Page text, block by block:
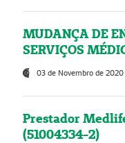
MUDANÇA DE
SERVIÇOS
03 de Novembro de 2020
Prestador
(51004334-2)